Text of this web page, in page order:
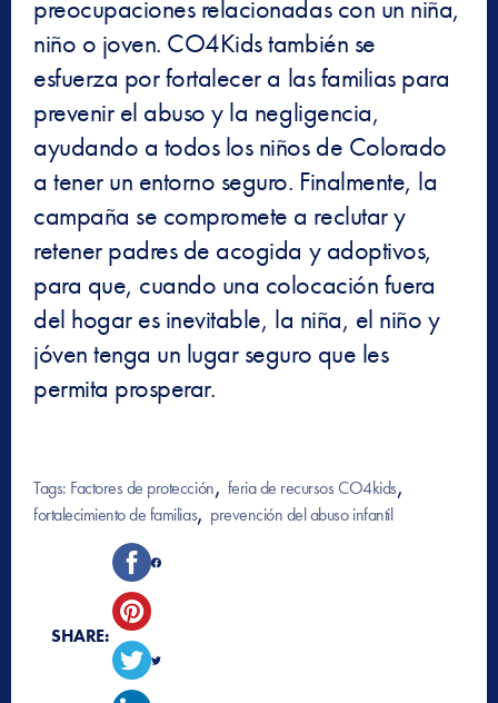
preocupaciones relacionadas con un niña,
niño o joven. CO4Kids también se
esfuerza por fortalecer a las familias para
prevenir el abuso y la negligencia,
ayudando a todos los niños de Colorado
a tener un entorno seguro. Finalmente, la
campaña se compromete a reclutar y
retener padres de acogida y adoptivos,
para que, cuando una colocación fuera
del hogar es inevitable, la niña, el niño y
jóven tenga un lugar seguro que les
permita prosperar.
Tags: Factores de protección, feria de recursos CO4kids,
fortalecimiento de familias, prevención del abuso infantil
SHARE: